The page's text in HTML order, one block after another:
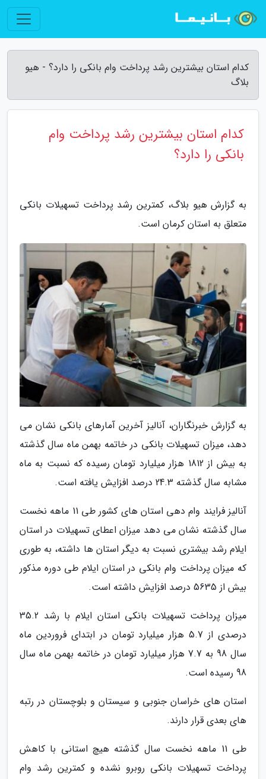
کدام استان بیشترین رشد پرداخت وام بانکی را دارد؟ - هیو
بلاگ
کدام استان بیشترین رشد پرداخت وام
بانکی را دارد؟
به گزارش هیو بلاگ، کمترین رشد پرداخت تسهیلات بانکی
متعلق به استان کرمان است.
به گزارش خبرنگاران، آنالیز آخرین آمارهای بانکی نشان می
دهد، میزان تسهیلات بانکی در خاتمه بهمن ماه سال گذشته
به بیش از 1812 هزار میلیارد تومان رسیده که نسبت به ماه
مشابه سال گذشته 24.3 درصد افزایش یافته است.
آنالیز فرایند وام دهی استان های کشور طی 11 ماهه نخست
سال گذشته نشان می دهد میزان اعطای تسهیلات در استان
ایلام رشد بیشتری نسبت به دیگر استان ها داشته، به طوری
که میزان پرداخت وام بانکی در استان ایلام طی دوره مذکور
بیش از 5635 درصد افزایش داشته است.
میزان پرداخت تسهیلات بانکی استان ایلام با رشد 35.2
درصدی از 5.7 هزار میلیارد تومان در ابتدای فروردین ماه
سال 98 به 7.7 هزار میلیارد تومان در خاتمه بهمن ماه سال
98 رسیده است.
استان های خراسان جنوبی و سیستان و بلوچستان در رتبه
های بعدی قرار دارند.
طی 11 ماهه نخست سال گذشته هیچ استانی با کاهش
پرداخت تسهیلات بانکی روبرو نشده و کمترین رشد وام